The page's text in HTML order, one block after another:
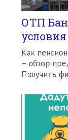
ОТП
условия
Как
– обзор
Получить